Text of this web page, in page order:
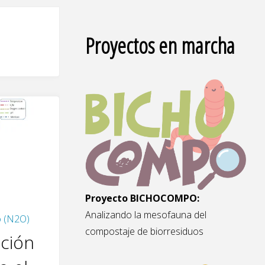
(N2O)
Proyectos en marcha
Proyecto BICHOCOMPO:
Analizando la mesofauna del
compostaje de biorresiduos